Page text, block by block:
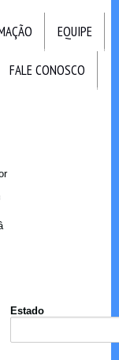
EQUIPE
FALE CONOSCO
Estado